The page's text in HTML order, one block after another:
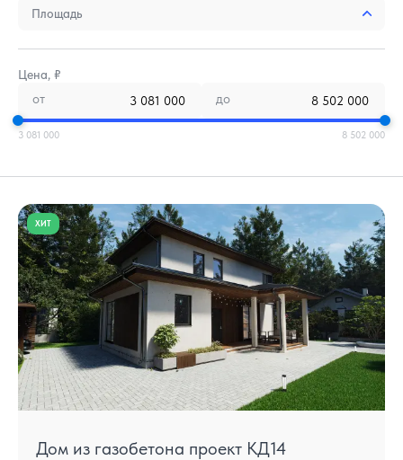
Площадь
Цена, ₽
от до
3 081 000 8 502 000
ХИТ
Дом из газобетона проект КД14